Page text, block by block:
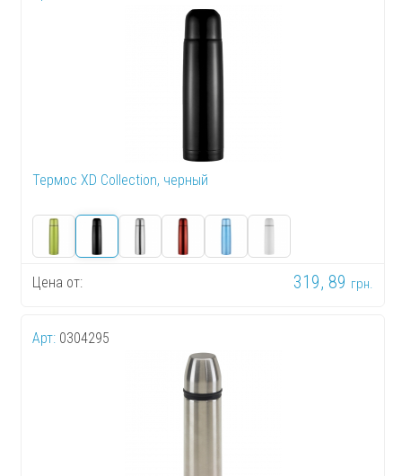
Термос XD Collection, черный
Цена от: 319, 89 грн.
Арт: 0304295